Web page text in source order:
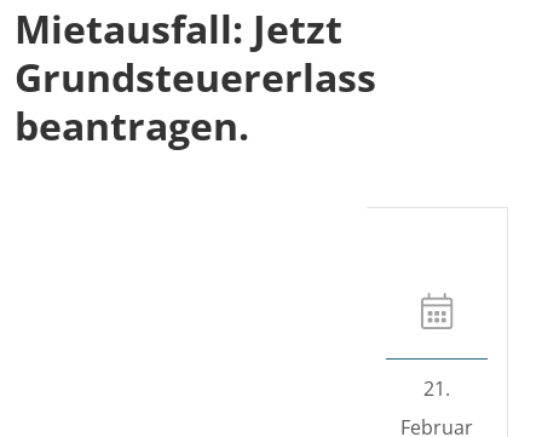
Mietausfall: Jetzt
Grundsteuererlass
beantragen.
21.
Februar